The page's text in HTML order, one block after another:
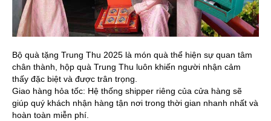
Bộ quà tặng Trung Thu 2025 là món quà thể hiện sự quan tâm
chân thành, hộp quà Trung Thu luôn khiến người nhận cảm
thấy đặc biệt và được trân trọng.
Giao hàng hỏa tốc: Hệ thống shipper riêng của cửa hàng sẽ
giúp quý khách nhận hàng tận nơi trong thời gian nhanh nhất và
hoàn toàn miễn phí.